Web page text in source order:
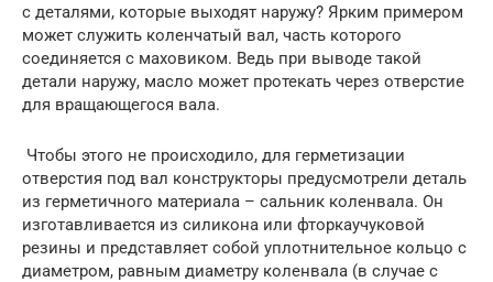
с деталями, которые выходят наружу? Ярким примером
может служить коленчатый вал, часть которого
соединяется с маховиком. Ведь при выводе такой
детали наружу, масло может протекать через отверстие
для вращающегося вала.
Чтобы этого не происходило, для герметизации
отверстия под вал конструкторы предусмотрели деталь
из герметичного материала – сальник коленвала. Он
изготавливается из силикона или фторкаучуковой
резины и представляет собой уплотнительное кольцо с
диаметром, равным диаметру коленвала (в случае с